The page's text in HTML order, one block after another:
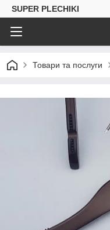
SUPER PLECHIKI
Товари та послуги